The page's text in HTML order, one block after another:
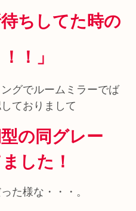
待ちしてた時の
！」
グでルームミラーでば
ておりまして
の同グレー
した！
た様な・・・。